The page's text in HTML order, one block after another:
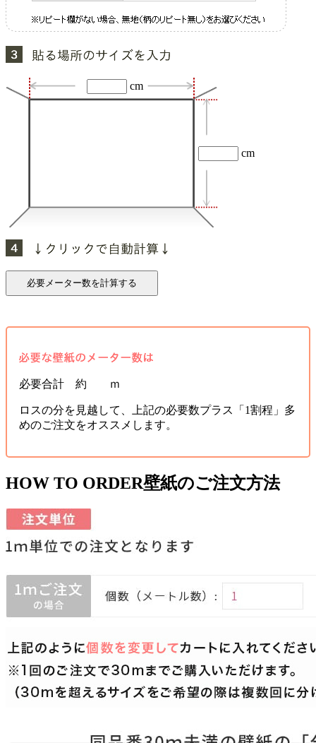
cm
cm
必要合計 約 ｍ
ロスの分を見越して、上記の必要数プラス「1割程」多
めのご注文をオススメします。
HOW TO ORDER壁紙のご注文方法